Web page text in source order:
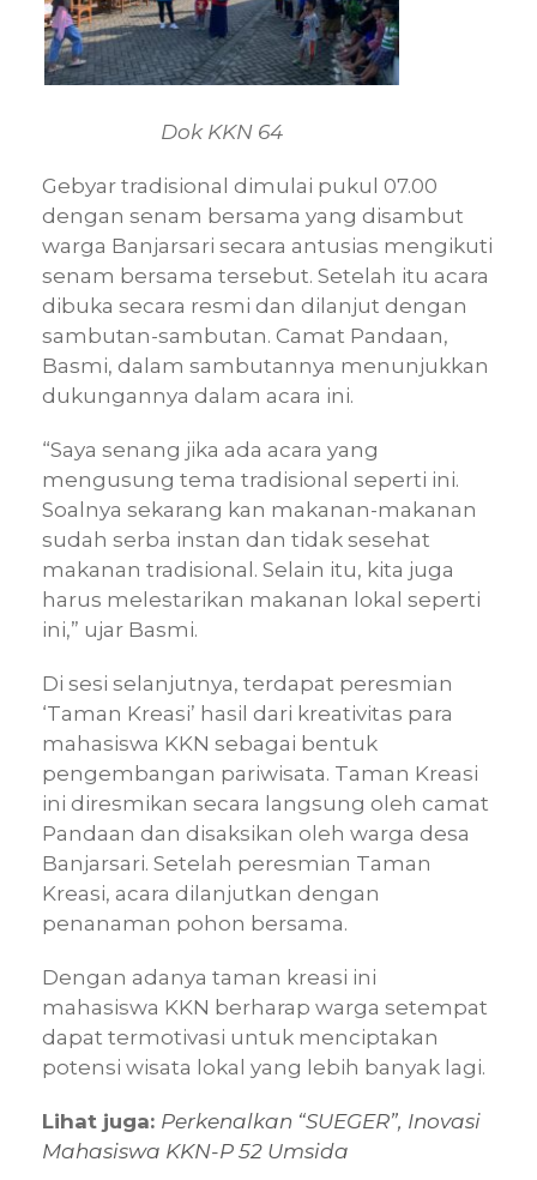
Dok KKN 64
Gebyar tradisional dimulai pukul 07.00
dengan senam bersama yang disambut
warga Banjarsari secara antusias mengikuti
senam bersama tersebut. Setelah itu acara
dibuka secara resmi dan dilanjut dengan
sambutan-sambutan. Camat Pandaan,
Basmi, dalam sambutannya menunjukkan
dukungannya dalam acara ini.
“Saya senang jika ada acara yang
mengusung tema tradisional seperti ini.
Soalnya sekarang kan makanan-makanan
sudah serba instan dan tidak sesehat
makanan tradisional. Selain itu, kita juga
harus melestarikan makanan lokal seperti
ini,” ujar Basmi.
Di sesi selanjutnya, terdapat peresmian
‘Taman Kreasi’ hasil dari kreativitas para
mahasiswa KKN sebagai bentuk
pengembangan pariwisata. Taman Kreasi
ini diresmikan secara langsung oleh camat
Pandaan dan disaksikan oleh warga desa
Banjarsari. Setelah peresmian Taman
Kreasi, acara dilanjutkan dengan
penanaman pohon bersama.
Dengan adanya taman kreasi ini
mahasiswa KKN berharap warga setempat
dapat termotivasi untuk menciptakan
potensi wisata lokal yang lebih banyak lagi.
Lihat juga: Perkenalkan “SUEGER”, Inovasi
Mahasiswa KKN-P 52 Umsida